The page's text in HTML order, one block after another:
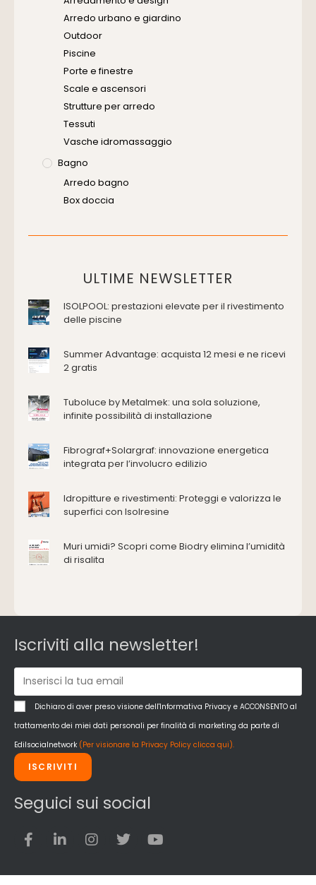
Arredo urbano e giardino
Outdoor
Piscine
Porte e finestre
Scale e ascensori
Strutture per arredo
Tessuti
Vasche idromassaggio
Bagno
Arredo bagno
Box doccia
Placche di comando per wc
Domotica Ed Impianti Elettrici
Edilizia
Antincendio e sicurezza
Attrezzature manuali
Cappe d'aspirazione
Consolidamento
Deumidificazione
Energie rinnovabili
Ferramenta e fissaggi
Impianti idrici e depurazione
Impianti termici e climatizzazione
Materiali da costruzione
Pareti esterne e facciate
Pareti Interne
reti
Reti di adduzione gas
Sicurezza e dpi
Siderurgia
Strumenti di rilievo e misurazione
Strutture
Superfici
Teli
Veicoli multiuso
ULTIME NEWSLETTER
ISOLPOOL: prestazioni elevate per il rivestimento
delle piscine
Summer Advantage: acquista 12 mesi e ne ricevi
2 gratis
Tuboluce by Metalmek: una sola soluzione,
infinite possibilità di installazione
Fibrograf+Solargraf: innovazione energetica
integrata per l’involucro edilizio
Idropitture e rivestimenti: Proteggi e valorizza le
superfici con Isolresine
Muri umidi? Scopri come Biodry elimina l’umidità
di risalita
Iscriviti alla newsletter!
Dichiaro di aver preso visione dell'Informativa Privacy e ACCONSENTO al
trattamento dei miei dati personali per finalità di marketing da parte di
Edilsocialnetwork (Per visionare la Privacy Policy clicca qui).
ISCRIVITI
Seguici sui social